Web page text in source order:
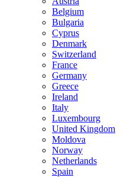
Belgium
Bulgaria
Cyprus
Denmark
Switzerland
France
Germany
Greece
Ireland
Italy
Luxembourg
United Kingdom
Moldova
Norway
Netherlands
Spain